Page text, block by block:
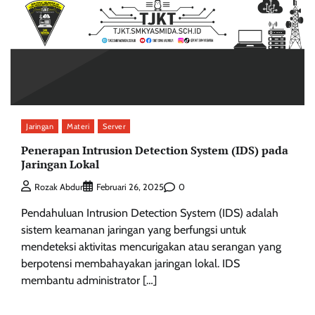
Jaringan Materi Server
Penerapan Intrusion Detection System (IDS) pada
Jaringan Lokal
Rozak Abdur Februari 26, 2025 0
Pendahuluan Intrusion Detection System (IDS) adalah
sistem keamanan jaringan yang berfungsi untuk
mendeteksi aktivitas mencurigakan atau serangan yang
berpotensi membahayakan jaringan lokal. IDS
membantu administrator […]